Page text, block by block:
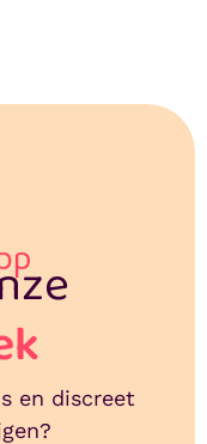
en discreet